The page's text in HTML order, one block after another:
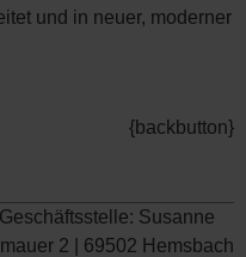
und in neuer, moderner
{backbutton}
Susanne
2 | 69502 Hemsbach